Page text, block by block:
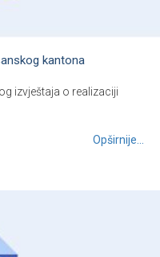
kantona
izvještaja o realizaciji
Opširnije...